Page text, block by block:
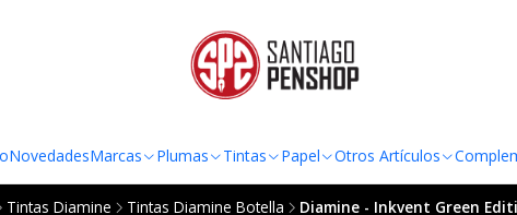
NovedadesMarcas Plumas Tintas Papel Otros Artículos
Tintas Diamine Tintas Diamine Botella Diamine - Inkvent Green